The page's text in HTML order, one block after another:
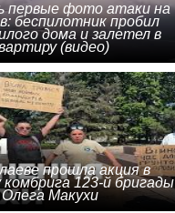
первые фото атаки на
беспилотник пробил
дома и залетел в
(видео)
прошла акция в
комбрига 123-й бригады
Олега Макухи